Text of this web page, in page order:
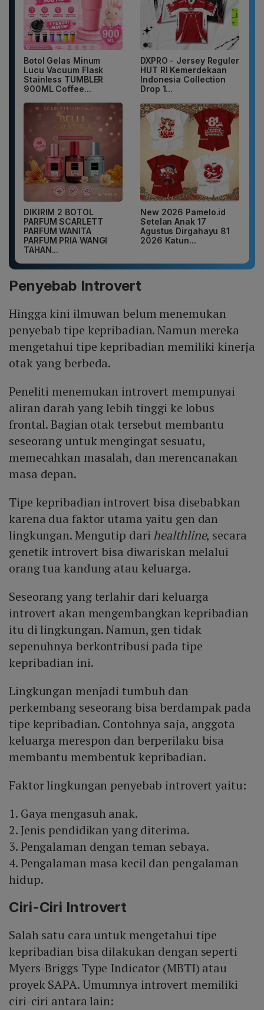
Botol Gelas Minum
Lucu Vacuum Flask
Stainless TUMBLER
900ML Coffee...
DXPRO - Jersey Reguler
HUT RI Kemerdekaan
Indonesia Collection
Drop 1...
DIKIRIM 2 BOTOL
PARFUM SCARLETT
PARFUM WANITA
PARFUM PRIA WANGI
TAHAN...
New 2026 Pamelo.id
Setelan Anak 17
Agustus Dirgahayu 81
2026 Katun...
Penyebab Introvert
Hingga kini ilmuwan belum menemukan
penyebab tipe kepribadian. Namun mereka
mengetahui tipe kepribadian memiliki kinerja
otak yang berbeda.
Peneliti menemukan introvert mempunyai
aliran darah yang lebih tinggi ke lobus
frontal. Bagian otak tersebut membantu
seseorang untuk mengingat sesuatu,
memecahkan masalah, dan merencanakan
masa depan.
Tipe kepribadian introvert bisa disebabkan
karena dua faktor utama yaitu gen dan
lingkungan. Mengutip darihealthline, secara
genetik introvert bisa diwariskan melalui
orang tua kandung atau keluarga.
Seseorang yang terlahir dari keluarga
introvert akan mengembangkan kepribadian
itu di lingkungan. Namun, gen tidak
sepenuhnya berkontribusi pada tipe
kepribadian ini.
Lingkungan menjadi tumbuh dan
perkembang seseorang bisa berdampak pada
tipe kepribadian. Contohnya saja, anggota
keluarga merespon dan berperilaku bisa
membantu membentuk kepribadian.
Faktor lingkungan penyebab introvert yaitu:
1. Gaya mengasuh anak.
2. Jenis pendidikan yang diterima.
3. Pengalaman dengan teman sebaya.
4. Pengalaman masa kecil dan pengalaman
hidup.
Ciri-Ciri Introvert
Salah satu cara untuk mengetahui tipe
kepribadian bisa dilakukan dengan seperti
Myers-Briggs Type Indicator (MBTI) atau
proyek SAPA. Umumnya introvert memiliki
ciri-ciri antara lain: